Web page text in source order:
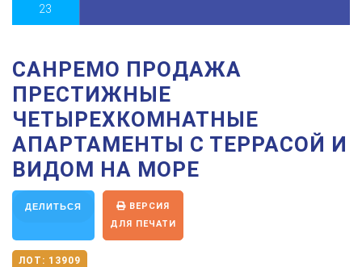
23
САНРЕМО ПРОДАЖА
ПРЕСТИЖНЫЕ
ЧЕТЫРЕХКОМНАТНЫЕ
АПАРТАМЕНТЫ С ТЕРРАСОЙ И
ВИДОМ НА МОРЕ
ДЕЛИТЬСЯ
ВЕРСИЯ
ДЛЯ ПЕЧАТИ
ЛОТ: 13909